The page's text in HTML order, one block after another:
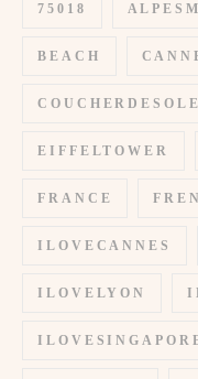
75018
BEACH
EIFFELTOWER
FRANCE
ILOVECANNES
ILOVELYON